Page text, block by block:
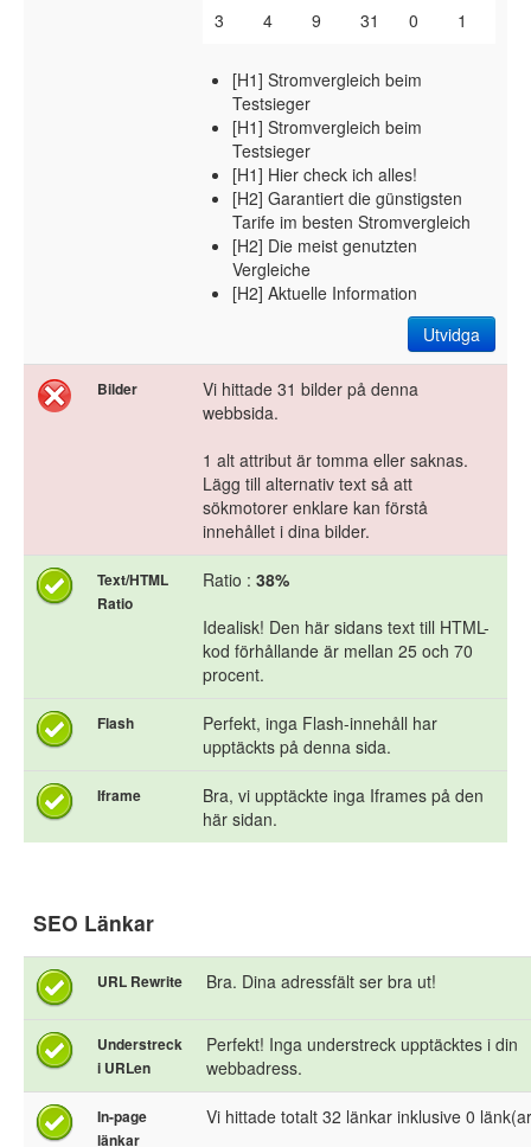
3 4 9 31 0 1
[H1] Stromvergleich beim
Testsieger
[H1] Stromvergleich beim
Testsieger
[H1] Hier check ich alles!
[H2] Garantiert die günstigsten
Tarife im besten Stromvergleich
[H2] Die meist genutzten
Vergleiche
[H2] Aktuelle Information
Utvidga
Bilder
Vi hittade 31 bilder på denna
webbsida.
1 alt attribut är tomma eller saknas.
Lägg till alternativ text så att
sökmotorer enklare kan förstå
innehållet i dina bilder.
Text/HTML
Ratio
Ratio : 38%
Idealisk! Den här sidans text till HTML-
kod förhållande är mellan 25 och 70
procent.
Flash
Perfekt, inga Flash-innehåll har
upptäckts på denna sida.
Iframe
Bra, vi upptäckte inga Iframes på den
här sidan.
SEO Länkar
URL Rewrite Bra. Dina adressfält ser bra ut!
Understreck
i URLen
Perfekt! Inga understreck upptäcktes i din
webbadress.
In-page
länkar
Vi hittade totalt 32 länkar inklusive 0